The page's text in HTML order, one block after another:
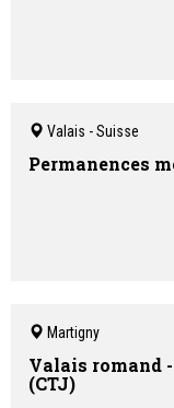
Valais - Suisse
Permanences
Martigny
Valais romand
(CTJ)